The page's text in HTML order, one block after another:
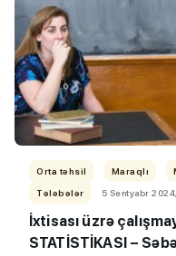
Orta təhsil Maraqlı
Tələbələr
5 Sentyabr
İxtisası üzrə
STATİSTİKASI –